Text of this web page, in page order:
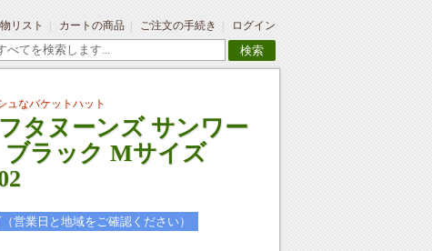
リスト カートの商品 ご注文の手続き ログイン
検索
ュなバケットハット
タヌーンズ サンワー
ブラック Mサイズ
営業日と地域をご確認ください）